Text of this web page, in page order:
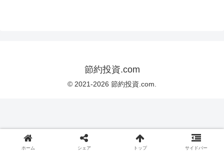
節約投資.com
© 2021-2026 節約投資.com.
ホーム シェア トップ サイドバー